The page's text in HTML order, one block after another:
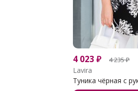
4 023 ₽ 4 235₽
Lavira
Туника чёрная с